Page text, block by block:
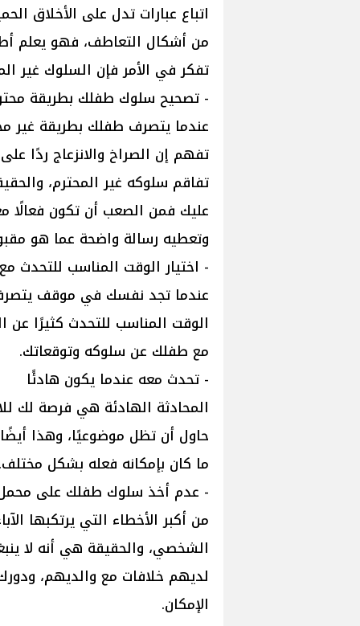
اتباع عبارات تدل على الأخلاق
من أشكال التعاطف، فهو يعلم
تفكر في الأمر فإن السلوك غير
- تصحيح سلوك طفلك بطريقة
عندما يتصرف طفلك بطريقة غير
تفهم إن الصراخ والانزعاج ردًا
تفاقم سلوكه غير المحترم،
عليك فمن الصعب أن تكون فعالًا
وتعطيه رسالة واضحة عما هو
- اختيار الوقت المناسب للتحدث
عندما تجد نفسك في موقف
الوقت المناسب للتحدث كثيرًا
مع طفلك عن سلوكه وتوقعاتك.
- تحدث معه عندما يكون هادئًا
المحادثة الهادئة هي فرصة
حاول أن تظل موضوعيًا، وهذا
ما كان بإمكانه فعله بشكل
- عدم أخذ سلوك طفلك على
من أكبر الأخطاء التي يرتكبها
الشخصي، والحقيقة هي أنه لا
لديهم خلافات مع والديهم،
الإمكان.